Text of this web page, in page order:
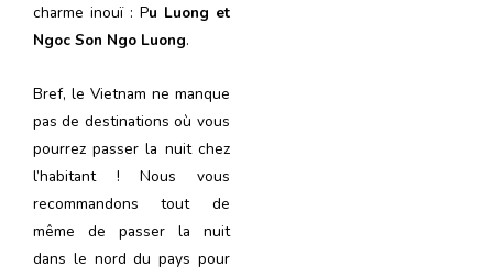
charme inouï : Pu Luong et
Ngoc Son Ngo Luong.
Bref, le Vietnam ne manque
pas de destinations où vous
pourrez passer la nuit chez
l’habitant ! Nous vous
recommandons tout de
même de passer la nuit
dans le nord du pays pour